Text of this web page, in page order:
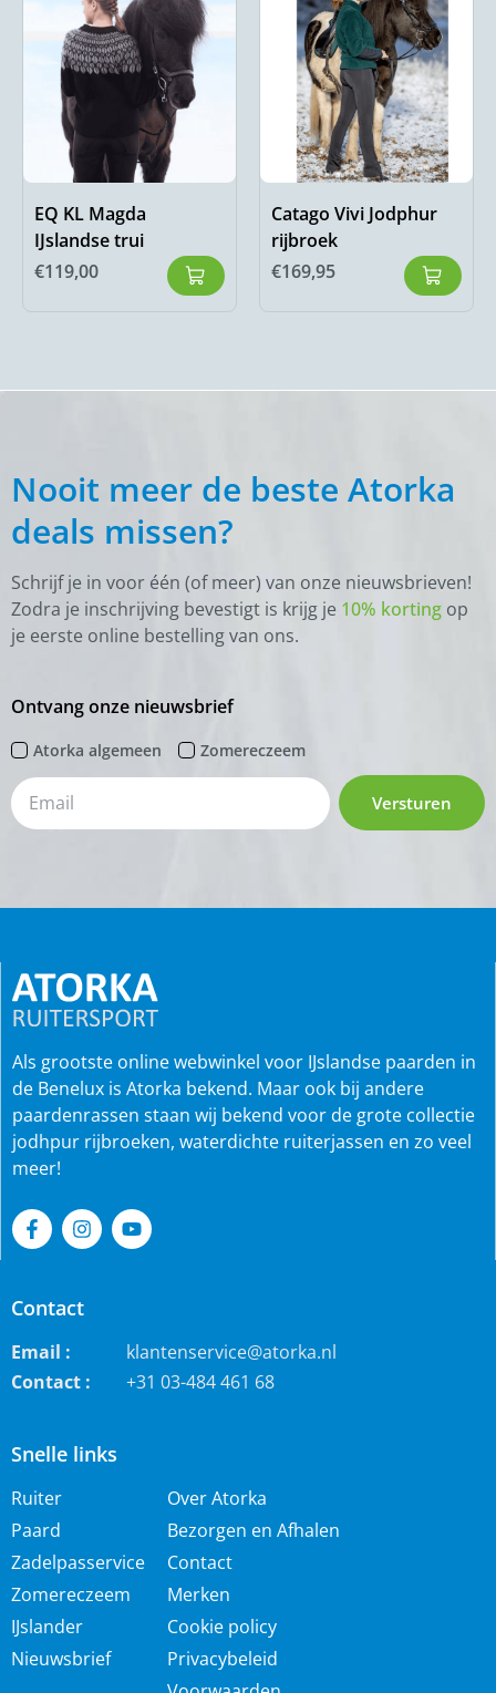
EQ KL Magda
IJslandse trui
€119,00
Catago Vivi Jodphur
rijbroek
€169,95
Nooit meer de beste Atorka
deals missen?
Schrijf je in voor één (of meer) van onze nieuwsbrieven!
Zodra je inschrijving bevestigt is krijg je 10% korting op
je eerste online bestelling van ons.
Ontvang onze nieuwsbrief
Atorka algemeen Zomereczeem
Versturen
Snelle links
Ruiter
Paard
Zadelpasservice
Zomereczeem
IJslander
Nieuwsbrief
Over Atorka
Bezorgen en Afhalen
Contact
Merken
Cookie policy
Privacybeleid
Als grootste online webwinkel voor IJslandse paarden in
de Benelux is Atorka bekend. Maar ook bij andere
paardenrassen staan wij bekend voor de grote collectie
jodhpur rijbroeken, waterdichte ruiterjassen en zo veel
meer!
Contact
Email :
klantenservice@atorka.nl
Contact :
+31 03-484 461 68